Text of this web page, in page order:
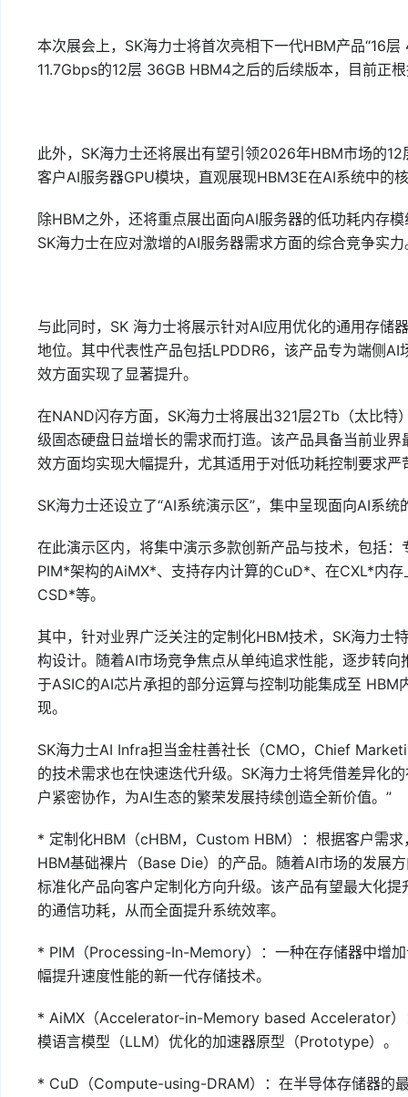
本次展会上，SK海力士将首次亮相下一代HBM产品“16
11.7Gbps的12层 36GB HBM4之后的后续版本，目前正
此外，SK海力士还将展出有望引领2026年HBM市场的
客户AI服务器GPU模块，直观展现HBM3E在AI系统中的
除HBM之外，还将重点展出面向AI服务器的低功耗内存
SK海力士在应对激增的AI服务器需求方面的综合竞争实力
与此同时，SK 海力士将展示针对AI应用优化的通用存储
地位。其中代表性产品包括LPDDR6，该产品专为端侧
效方面实现了显著提升。
在NAND闪存方面，SK海力士将展出321层2Tb（太比
级固态硬盘日益增长的需求而打造。该产品具备当前业
效方面均实现大幅提升，尤其适用于对低功耗控制要求
SK海力士还设立了“AI系统演示区”，集中呈现面向AI系
在此演示区内，将集中演示多款创新产品与技术，包括
PIM*架构的AiMX*、支持存内计算的CuD*、在CXL*内
CSD*等。
其中，针对业界广泛关注的定制化HBM技术，SK海力士
构设计。随着AI市场竞争焦点从单纯追求性能，逐步转
于ASIC的AI芯片承担的部分运算与控制功能集成至
现。
SK海力士AI Infra担当金柱善社长（CMO，Chief
的技术需求也在快速迭代升级。SK海力士将凭借差异化
户紧密协作，为AI生态的繁荣发展持续创造全新价值。”
* 定制化HBM（cHBM，Custom HBM）：根据客户需
HBM基础裸片（Base Die）的产品。随着AI市场的发展
标准化产品向客户定制化方向升级。该产品有望最大化
的通信功耗，从而全面提升系统效率。
* PIM（Processing-In-Memory）：一种在存储器中增
幅提升速度性能的新一代存储技术。
* AiMX（Accelerator-in-Memory based Accelerator）
模语言模型（LLM）优化的加速器原型（Prototype）。
* CuD（Compute-using-DRAM）：在半导体存储器的